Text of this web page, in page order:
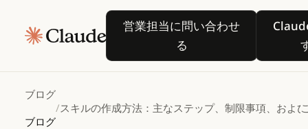
営業担当に問い合わせ
る
営業担当に問い合わせる
ブログ
ブログ
/スキルの作成方法：主なステップ、制限事項、およ